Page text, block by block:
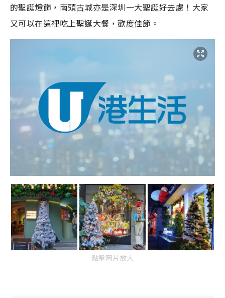
的聖誕燈飾，南頭古城亦是深圳一大聖誕好去處！大家
又可以在這裡吃上聖誕大餐，歡度佳節。
點擊圖片放大